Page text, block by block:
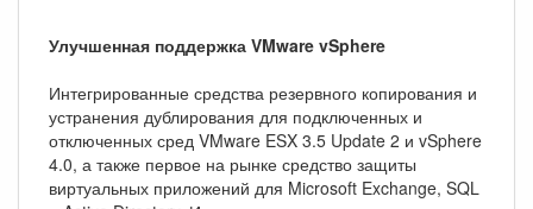
Улучшенная поддержка VMware vSphere
Интегрированные средства резервного копирования и
устранения дублирования для подключенных и
отключенных сред VMware ESX 3.5 Update 2 и vSphere
4.0, а также первое на рынке средство защиты
виртуальных приложений для Microsoft Exchange, SQL